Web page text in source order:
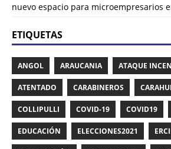
nuevo espacio para microempresarios
ETIQUETAS
ANGOL ARAUCANIA ATAQUE
ATENTADO CARABINEROS
COLLIPULLI COVID-19 COVID19
EDUCACIÓN ELECCIONES2021